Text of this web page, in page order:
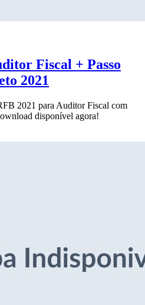
Fiscal + Passo
2021
2021 para Auditor Fiscal com
disponível agora!